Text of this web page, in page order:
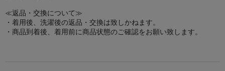
≪返品・交換について≫
・着用後、洗濯後の返品・交換は致しかねます。
・商品到着後、着用前に商品状態のご確認をお願い致します。